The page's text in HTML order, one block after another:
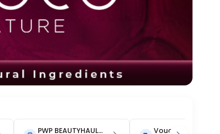
PWP BEAUTYHAUL
Voucher Gratis